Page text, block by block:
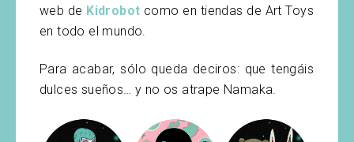
web de Kidrobot como en tiendas de Art Toys
en todo el mundo.
Para acabar, sólo queda deciros: que tengáis
dulces sueños… y no os atrape Namaka.